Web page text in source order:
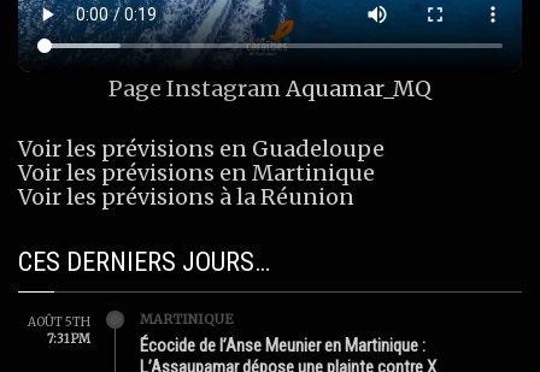
Page InstagramAquamar_MQ
Voir les prévisions en Guadeloupe
Voir les prévisions en Martinique
Voir les prévisions à la Réunion
CES DERNIERS JOURS…
AOÛT 5TH
7:31 PM
MARTINIQUE
Écocide de l’Anse Meunier en Martinique :